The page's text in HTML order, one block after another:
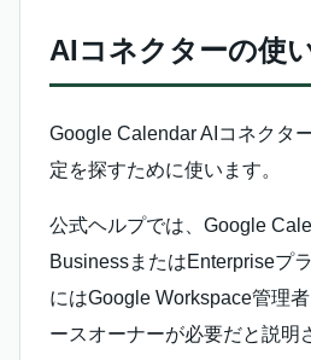
AIコネクターの使
Google Calendar AIコネクタ
定を探すために使います。
公式ヘルプでは、Google
BusinessまたはEnterpriseプ
にはGoogle Workspace管理
ースオーナーが必要だと説明